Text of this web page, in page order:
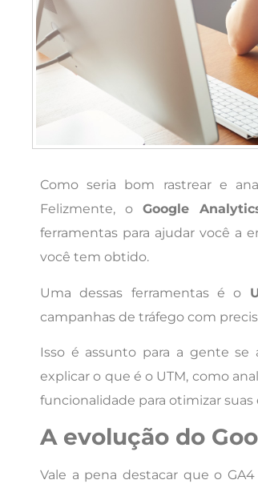
Como seria bom rastrear e
Felizmente, o Google
ferramentas para ajudar você a
você tem obtido.
Uma dessas ferramentas é o
campanhas de tráfego com
Isso é assunto para a gente
explicar o que é o UTM, como
funcionalidade para otimizar
A evolução do
Vale a pena destacar que o